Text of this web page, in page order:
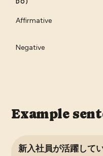
DO)
Affirmative
Negative
Example
新入社員が活躍して